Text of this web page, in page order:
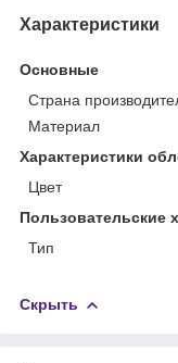
Характеристики
Основные
Страна
Материал
Характеристики
Цвет
Пользовательские
Тип
Скрыть